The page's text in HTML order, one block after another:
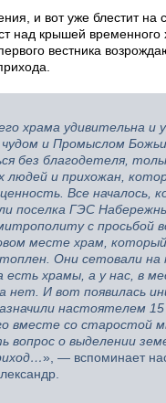
и вот уже блестит на
над крышей временного
вестника
храма удивительна и
чудом и Промыслом
без благодетеля,
людей и прихожан,
Все началось,
поселка ГЭС
с просьбой
месте храм,
Они сетовали на
есть храмы, а у нас, в
нет. И вот появилась
настоятелем
вместе со старостой
вопрос о выделении
», — вспоминает